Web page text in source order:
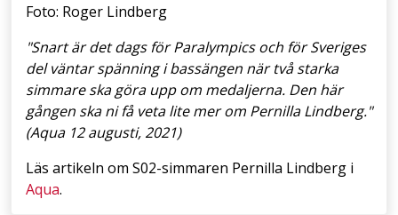
Foto: Roger Lindberg
"Snart är det dags för Paralympics och för Sveriges
del väntar spänning i bassängen när två starka
simmare ska göra upp om medaljerna. Den här
gången ska ni få veta lite mer om Pernilla Lindberg."
(Aqua 12 augusti, 2021)
Läs artikeln om S02-simmaren Pernilla Lindberg i
Aqua.